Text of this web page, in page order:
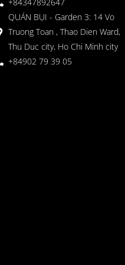
QUÁN BỤI - Garden 3: 14 Vo
Truong Toan , Thao Dien Ward,
Thu Duc city, Ho Chi Minh city
+84902 79 39 05